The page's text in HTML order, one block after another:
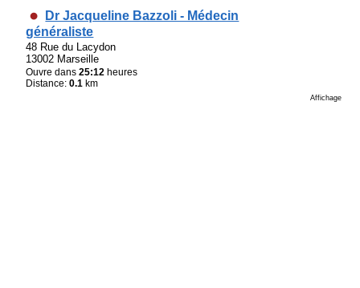
Dr Jacqueline Bazzoli - Médecin
généraliste
48 Rue du Lacydon
13002 Marseille
Ouvre dans25:12 heures
Distance:0.1 km
Affichage